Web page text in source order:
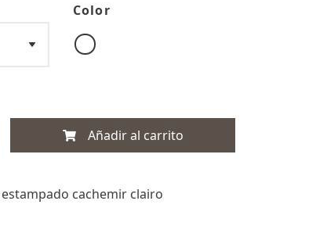
Color
Añadir al carrito
cachemir clairo